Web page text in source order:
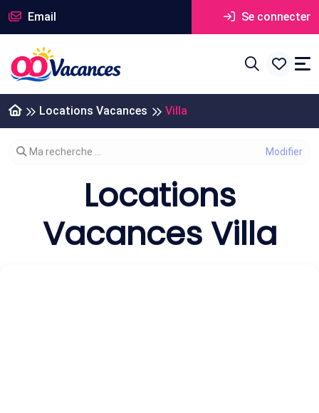
Email Se connecter
Locations Vacances Villa
Modifier votre recherche
Ma recherche ...
Locations
Vacances Villa